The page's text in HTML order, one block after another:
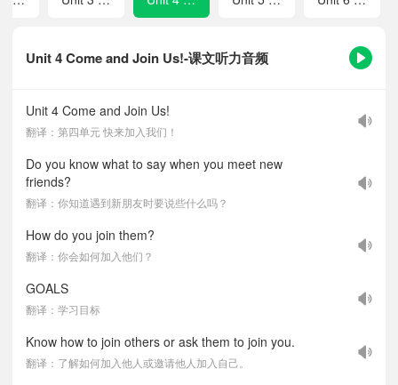
Unit 4 Come and Join Us!-课文听力音频
Unit 4 Come and Join Us!
翻译：第四单元 快来加入我们！
Do you know what to say when you meet new
friends?
翻译：你知道遇到新朋友时要说些什么吗？
How do you join them?
翻译：你会如何加入他们？
GOALS
翻译：学习目标
Know how to join others or ask them to join you.
翻译：了解如何加入他人或邀请他人加入自己。